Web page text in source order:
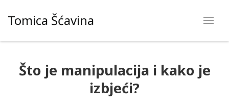
Tomica Šćavina
Što je manipulacija i kako je
izbjeći?